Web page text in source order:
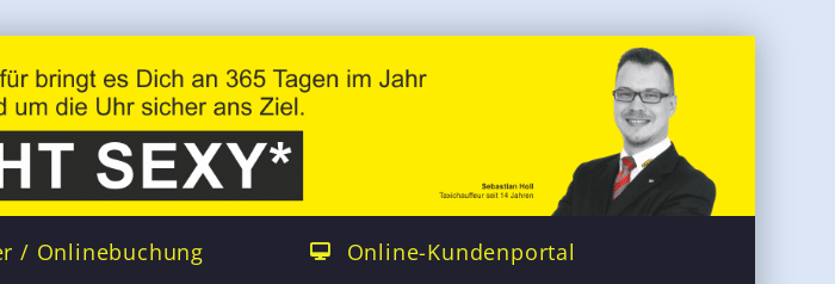
/ Onlinebuchung
Online-Kundenportal